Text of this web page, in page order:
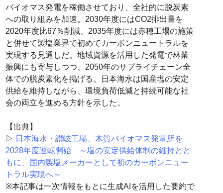
バイオマス発電を稼働させており、全社的に脱炭素
への取り組みを加速。2030年度にはCO2排出量を
2020年度比67％削減、2035年度には赤穂工場の施策
と併せて製塩業界で初めてカーボンニュートラルを
実現する見通しだ。地域資源を活用した発電で林業
振興にも寄与しつつ、2050年のサプライチェーン全
体での脱炭素化を掲げる。日本海水は国産塩の安定
供給を維持しながら、環境負荷低減と持続可能な社
会の両立を進める方針を示した。
【出典】
▷ 日本海水・讃岐工場、木質バイオマス発電所を
2028年度運転開始 ～塩の安定供給体制の維持とと
もに、国内製塩メーカーとして初のカーボンニュー
トラル実現へ～
※本記事は一次情報をもとに生成AIを活用した要約で